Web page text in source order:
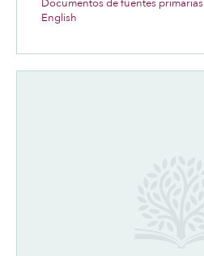
Documentos de fuentes primarias
English